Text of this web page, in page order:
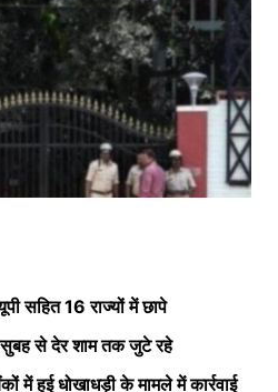
सहित 16 राज्यों में छापे
से देर शाम तक जुटे रहे
में हुई धोखाधड़ी के मामले में कार्रवाई